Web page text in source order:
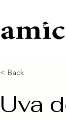
< Back
Uva